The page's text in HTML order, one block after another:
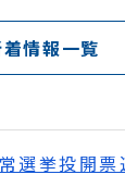
情報一覧
選挙投開票